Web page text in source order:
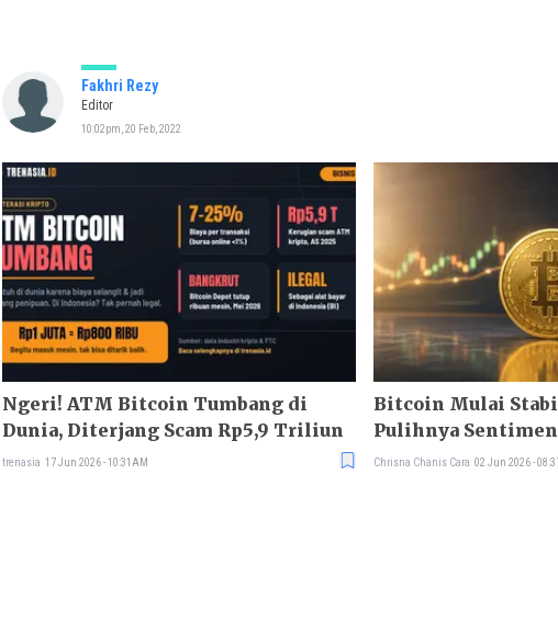
Fakhri Rezy
Editor
10:02pm, 20 Feb, 2022
Ngeri! ATM Bitcoin Tumbang di
Dunia, Diterjang Scam Rp5,9 Triliun
trenasia 17 Jun 2026 - 10:31AM
Bitcoin Mulai
Pulihnya Sentimen
Chrisna Chanis Cara 02 Jun 2026 -